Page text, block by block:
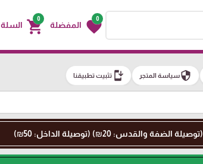
0
favorite المفضلة
0
shopping_cart السلة
securityسياسة المتجر install_mobileتثبيت تطبيقنا
(توصيلة الضفة والقدس: 20₪) (توصيلة الداخل: 50₪)